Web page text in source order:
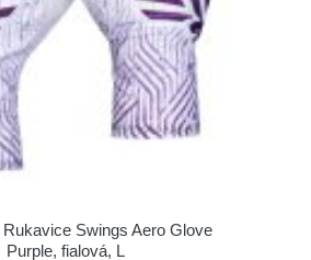
Swings Aero Glove
Purple, fialová, L